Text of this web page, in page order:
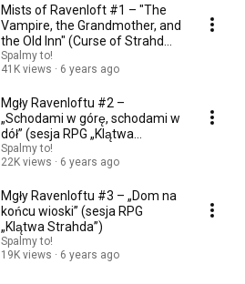
Mists of Ravenloft #1 – "The
Vampire, the Grandmother, and
the Old Inn" (Curse of Strahd
RPG Sess...
Spalmy to!
41K views
6 years ago
Mgły Ravenloftu #2 –
„Schodami w górę, schodami w
dół” (sesja RPG „Klątwa
Strahda”)
Spalmy to!
22K views
6 years ago
Mgły Ravenloftu #3 – „Dom na
końcu wioski” (sesja RPG
„Klątwa Strahda”)
Spalmy to!
19K views
6 years ago